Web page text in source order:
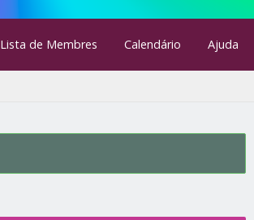
Lista de Membres Calendário Ajuda